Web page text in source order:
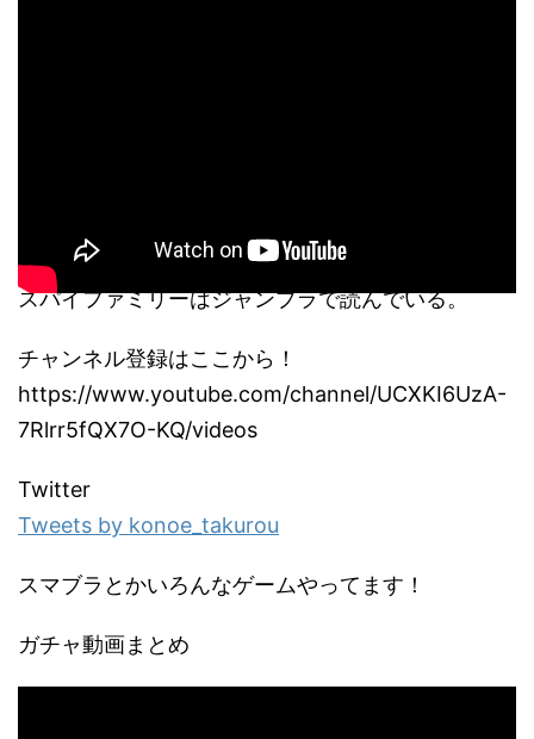
スパイファミリーはジャンプラで読んでいる。
チャンネル登録はここから！
https://www.youtube.com/channel/UCXKI6UzA-
7Rlrr5fQX7O-KQ/videos
Twitter
Tweets by konoe_takurou
スマブラとかいろんなゲームやってます！
ガチャ動画まとめ